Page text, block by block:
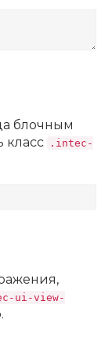
блочным
класс
.intec-
ui-view-